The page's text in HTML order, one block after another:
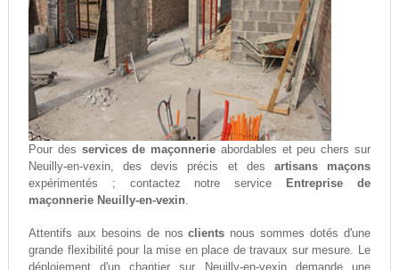
Pour des services de maçonnerie abordables et peu chers sur
Neuilly-en-vexin, des devis précis et des artisans maçons
expérimentés ; contactez notre service
Entreprise de
maçonnerie Neuilly-en-vexin.
Attentifs aux besoins de nosclients nous sommes dotés d'une
grande flexibilité pour la mise en place de travaux sur mesure. Le
déploiement d'un chantier sur Neuilly-en-vexin demande une